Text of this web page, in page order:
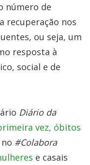
número de
recuperação nos
ou seja, um
resposta à
social e de
Diário da
vez, óbitos
#Colabora
e casais